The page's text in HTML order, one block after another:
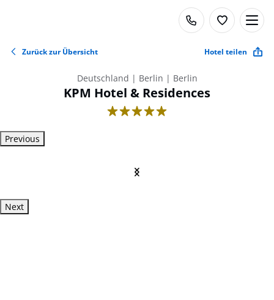
Zurück zur Übersicht Hotel teilen
Deutschland | Berlin | Berlin
KPM Hotel & Residences
5
Previous
Next